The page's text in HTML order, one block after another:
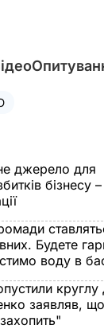
джерело для
бізнесу –
Будете
воду в
круглу
заявляв,